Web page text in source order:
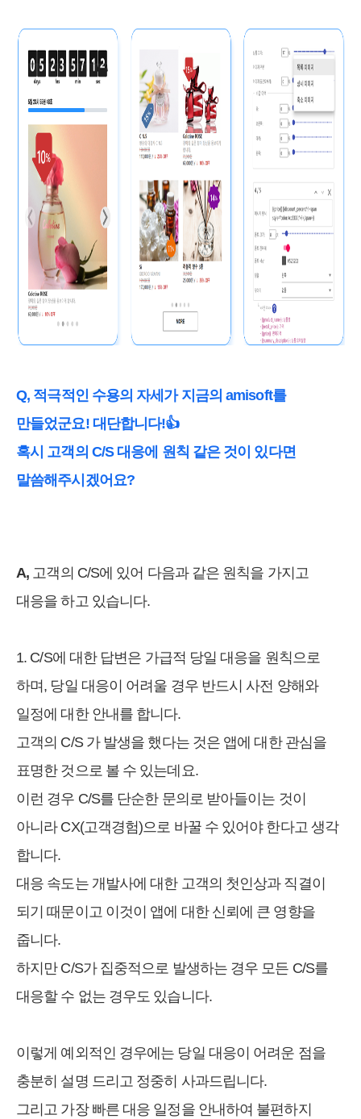
Q, 적극적인 수용의 자세가 지금의 amisoft를
만들었군요! 대단합니다!👍
혹시 고객의 C/S 대응에 원칙 같은 것이 있다면
말씀해주시겠어요?
A, 고객의 C/S에 있어 다음과 같은 원칙을 가지고
대응을 하고 있습니다.
1. C/S에 대한 답변은 가급적 당일 대응을 원칙으로
하며, 당일 대응이 어려울 경우 반드시 사전 양해와
일정에 대한 안내를 합니다.
고객의 C/S 가 발생을 했다는 것은 앱에 대한 관심을
표명한 것으로 볼 수 있는데요.
이런 경우 C/S를 단순한 문의로 받아들이는 것이
아니라 CX(고객경험)으로 바꿀 수 있어야 한다고 생각
합니다.
대응 속도는 개발사에 대한 고객의 첫인상과 직결이
되기 때문이고 이것이 앱에 대한 신뢰에 큰 영향을
줍니다.
하지만 C/S가 집중적으로 발생하는 경우 모든 C/S를
대응할 수 없는 경우도 있습니다.
이렇게 예외적인 경우에는 당일 대응이 어려운 점을
충분히 설명 드리고 정중히 사과드립니다.
그리고 가장 빠른 대응 일정을 안내하여 불편하지